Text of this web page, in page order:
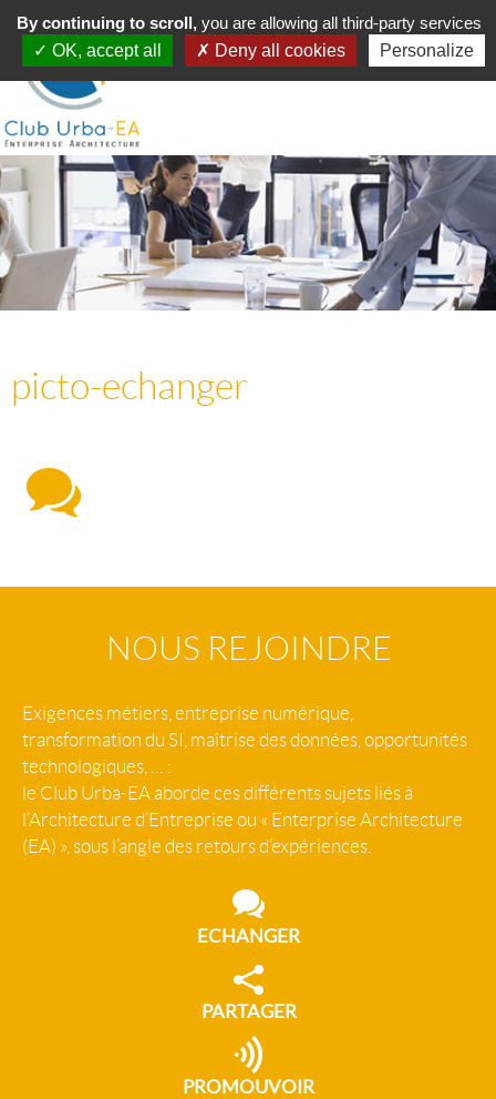
Toggle
navigation
MENU
picto-echanger
NOUS REJOINDRE
Exigences métiers, entreprise numérique,
transformation du SI, maîtrise des données, opportunités
technologiques, … :
le Club Urba-EA aborde ces différents sujets liés à
l’Architecture d’Entreprise ou « Enterprise Architecture
(EA) », sous l’angle des retours d’expériences.
ECHANGER
PARTAGER
PROMOUVOIR
By continuing to scroll, you are allowing all third-party services
OK, accept all
Deny all cookies Personalize